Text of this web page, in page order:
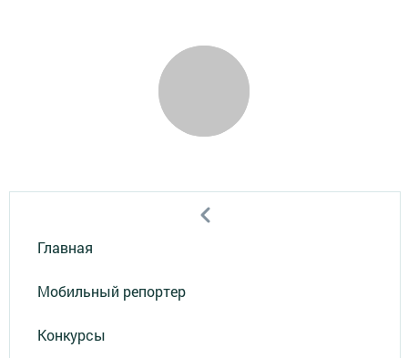
Главная
Мобильный репортер
Конкурсы